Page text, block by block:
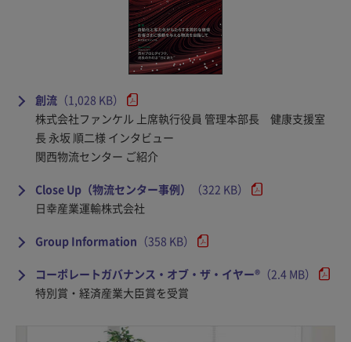
創流 （1,028 KB）
株式会社ファンケル 上席執行役員 管理本部長 健康支援室
長 永坂 順二様 インタビュー
関西物流センター ご紹介
Close Up（物流センター事例）
（322 KB）
日幸産業運輸株式会社
Group Information （358 KB）
コーポレートガバナンス・オブ・ザ・イヤー® （2.4 MB）
特別賞・経済産業大臣賞を受賞